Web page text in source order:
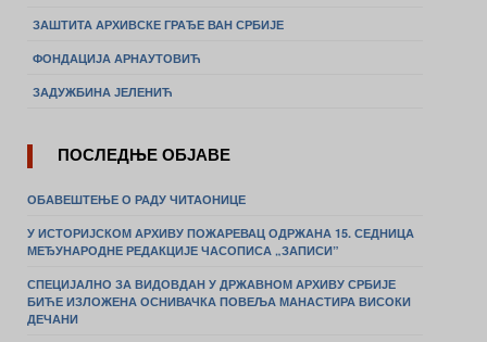
ЗАШТИТА АРХИВСКЕ ГРАЂЕ ВАН СРБИЈЕ
ФОНДАЦИЈА АРНАУТОВИЋ
ЗАДУЖБИНА ЈЕЛЕНИЋ
ПОСЛЕДЊЕ ОБЈАВЕ
ОБАВЕШТЕЊЕ О РАДУ ЧИТАОНИЦЕ
У ИСТОРИЈСКОМ АРХИВУ ПОЖАРЕВАЦ ОДРЖАНА 15. СЕДНИЦА
МЕЂУНАРОДНЕ РЕДАКЦИЈЕ ЧАСОПИСА „ЗАПИСИ”
СПЕЦИЈАЛНО ЗА ВИДОВДАН У ДРЖАВНОМ АРХИВУ СРБИЈЕ
БИЋЕ ИЗЛОЖЕНА ОСНИВАЧКА ПОВЕЉА МАНАСТИРА ВИСОКИ
ДЕЧАНИ